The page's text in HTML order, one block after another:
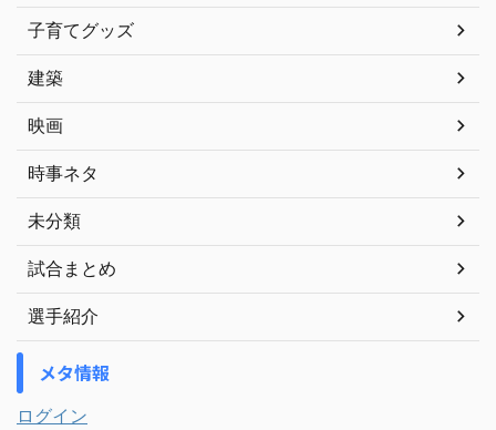
子育てグッズ
建築
映画
時事ネタ
未分類
試合まとめ
選手紹介
メタ情報
ログイン